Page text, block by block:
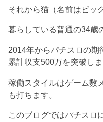
それから猫（名前はビッ
暮らしている普通の34歳
2014年からパチスロの
累計収支500万を突破しま
稼働スタイルはゲーム数
も打ちます。
このブログではパチスロ